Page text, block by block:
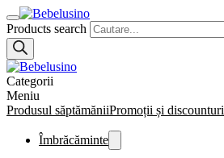
Products search
Categorii
Meniu
Produsul săptămăniiPromoții și discounturi
Îmbrăcăminte